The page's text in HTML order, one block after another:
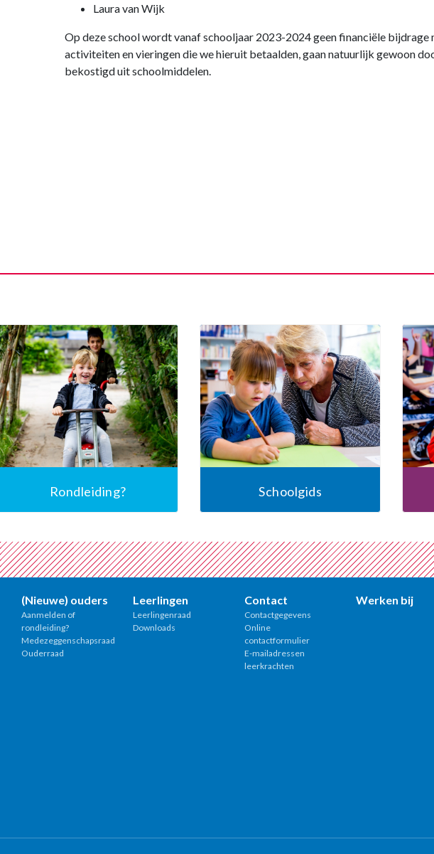
Laura van Wijk
Op deze school wordt vanaf schooljaar 2023-2024 geen financiële bijdrage
activiteiten en vieringen die we hieruit betaalden, gaan natuurlijk gewoon
bekostigd uit schoolmiddelen.
Rondleiding? Schoolgids
(Nieuwe) ouders
Aanmelden of
rondleiding?
Medezeggenschapsraad
Ouderraad
Leerlingen
Leerlingenraad
Downloads
Contact
Contactgegevens
Online
contactformulier
E-mailadressen
leerkrachten
Werken bij